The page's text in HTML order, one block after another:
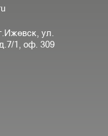
ул.
1, оф. 309